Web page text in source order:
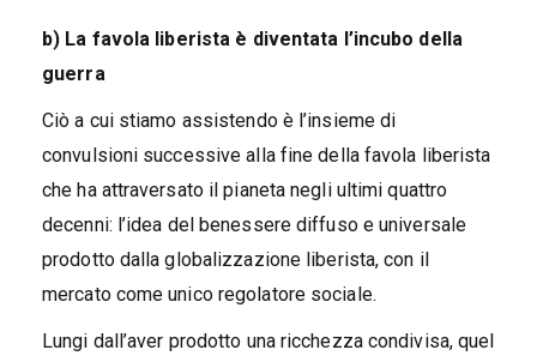
b) La favola liberista è diventata l’incubo della
guerra
Ciò a cui stiamo assistendo è l’insieme di
convulsioni successive alla fine della favola liberista
che ha attraversato il pianeta negli ultimi quattro
decenni: l’idea del benessere diffuso e universale
prodotto dalla globalizzazione liberista, con il
mercato come unico regolatore sociale.
Lungi dall’aver prodotto una ricchezza condivisa, quel